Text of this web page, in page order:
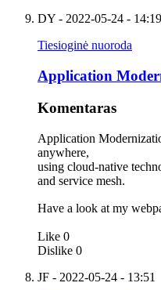
DY - 2022-05-24 - 14:19
Tiesioginė nuoroda
Application
Komentaras
Application
anywhere,
using cloud-native
and service mesh.
Have a look at my
Like 0
Dislike 0
JF - 2022-05-24 - 13:51